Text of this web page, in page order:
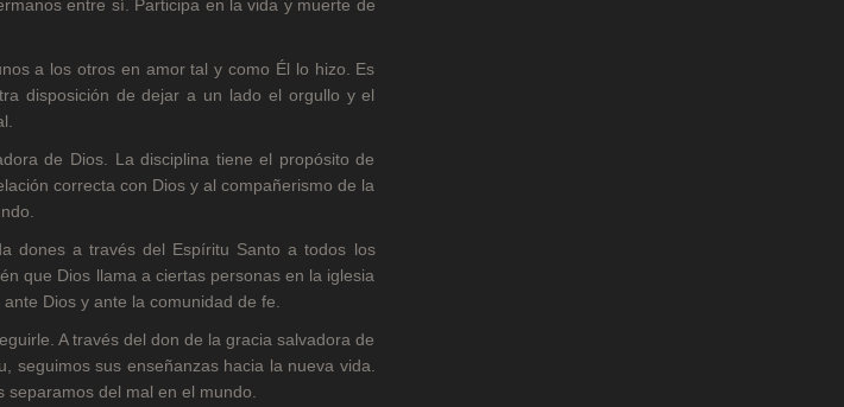
entre sí. Participa en la vida y muerte de
a los otros en amor tal y como Él lo hizo. Es
disposición de dejar a un lado el orgullo y el
de Dios. La disciplina tiene el propósito de
correcta con Dios y al compañerismo de la
dones a través del Espíritu Santo a todos los
que Dios llama a ciertas personas en la iglesia
Dios y ante la comunidad de fe.
A través del don de la gracia salvadora de
seguimos sus enseñanzas hacia la nueva vida.
del mal en el mundo.